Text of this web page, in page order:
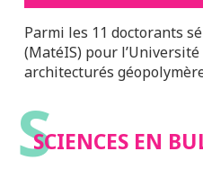
Parmi les 11 doctorants
(MatéIS) pour l’Université
architecturés
S
SCIENCES EN